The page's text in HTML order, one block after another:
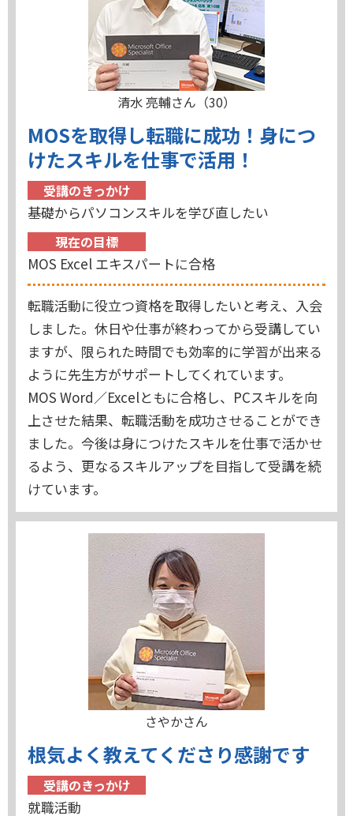
清水 亮輔さん（30）
MOSを取得し転職に成功！身につ
けたスキルを仕事で活用！
受講のきっかけ
基礎からパソコンスキルを学び直したい
現在の目標
MOS Excel エキスパートに合格
転職活動に役立つ資格を取得したいと考え、入会
しました。休日や仕事が終わってから受講してい
ますが、限られた時間でも効率的に学習が出来る
ように先生方がサポートしてくれています。
MOS Word／Excelともに合格し、PCスキルを向
上させた結果、転職活動を成功させることができ
ました。今後は身につけたスキルを仕事で活かせ
るよう、更なるスキルアップを目指して受講を続
けています。
さやかさん
根気よく教えてくださり感謝です
受講のきっかけ
就職活動